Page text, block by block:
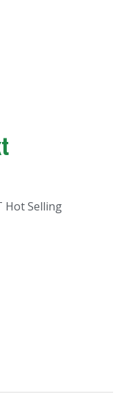
Hot Selling